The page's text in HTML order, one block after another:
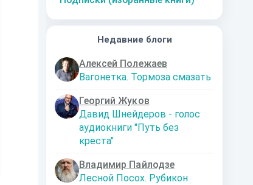
Недавние блоги
Алексей Полежаев
Вагонетка. Тормоза смазать
Георгий Жуков
Давид Шнейдеров - голос
аудиокниги "Путь без
креста"
Владимир Пайлодзе
Лесной Посох. Рубикон
Мир тьмы, да
будет свет!
До революции